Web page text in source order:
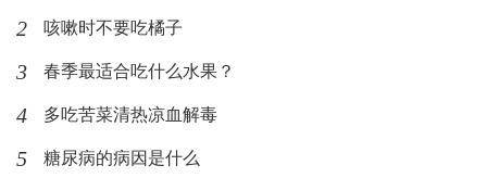
2 咳嗽时不要吃橘子
3 春季最适合吃什么水果？
4 多吃苦菜清热凉血解毒
5 糖尿病的病因是什么